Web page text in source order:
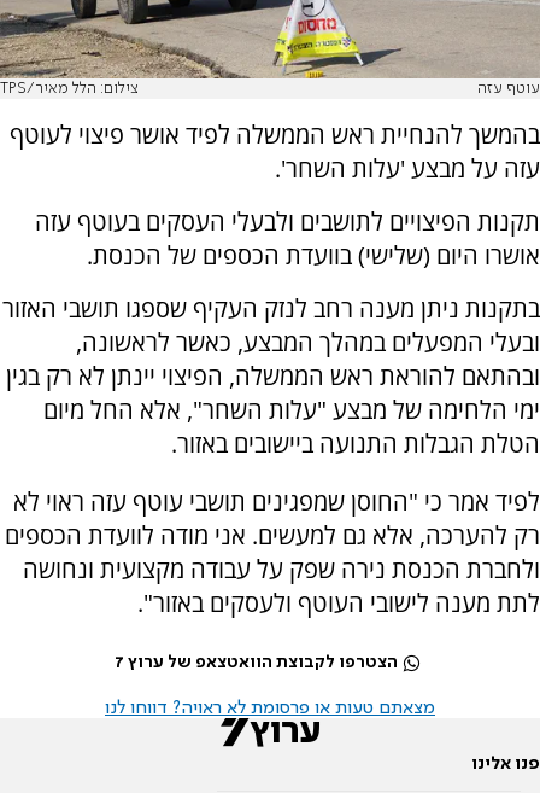
עוטף עזה צילום: הלל מאיר/TPS
בהמשך להנחיית ראש הממשלה לפיד אושר פיצוי לעוטף
עזה על מבצע 'עלות השחר'.
תקנות הפיצויים לתושבים ולבעלי העסקים בעוטף עזה
אושרו היום (שלישי) בוועדת הכספים של הכנסת.
בתקנות ניתן מענה רחב לנזק העקיף שספגו תושבי האזור
ובעלי המפעלים במהלך המבצע, כאשר לראשונה,
ובהתאם להוראת ראש הממשלה, הפיצוי יינתן לא רק בגין
ימי הלחימה של מבצע "עלות השחר", אלא החל מיום
הטלת הגבלות התנועה ביישובים באזור.
לפיד אמר כי "החוסן שמפגינים תושבי עוטף עזה ראוי לא
רק להערכה, אלא גם למעשים. אני מודה לוועדת הכספים
ולחברת הכנסת נירה שפק על עבודה מקצועית ונחושה
לתת מענה לישובי העוטף ולעסקים באזור".
הצטרפו לקבוצת הוואטצאפ של ערוץ 7
מצאתם טעות או פרסומת לא ראויה? דווחו לנו
פנו אלינו